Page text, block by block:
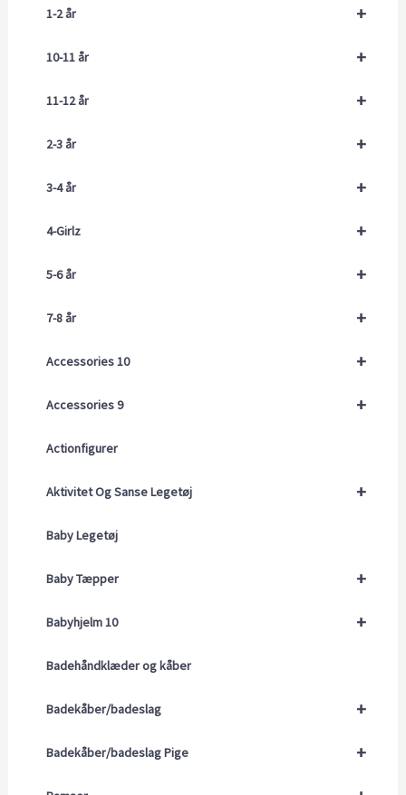
+
1-2 år
+
10-11 år
+
11-12 år
+
2-3 år
+
3-4 år
+
4-Girlz
+
5-6 år
+
7-8 år
+
Accessories 10
+
Accessories 9
Actionfigurer
+
Aktivitet Og Sanse Legetøj
Baby Legetøj
+
Baby Tæpper
+
Babyhjelm 10
Badehåndklæder og kåber
+
Badekåber/badeslag
+
Badekåber/badeslag Pige